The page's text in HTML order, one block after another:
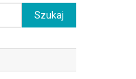
Szukaj: